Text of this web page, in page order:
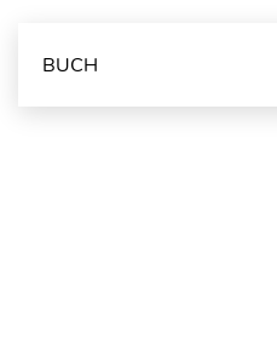
BUCH